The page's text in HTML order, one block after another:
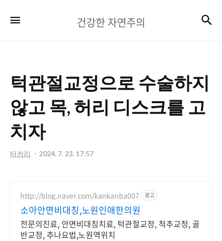
강
연
주
건강한 자연주의
턱관절교정으로 수술하지
않고 목, 허리 디스크를 고
치자
터커리 2024. 7. 23. 17:57
http://blog.naver.com/kankanba007 광고
소아안면비대칭,노원인애한의원
전문의진료, 안면비대칭치료, 턱관절교정, 척추교정, 골
반교정, 추나요법,노원역위치